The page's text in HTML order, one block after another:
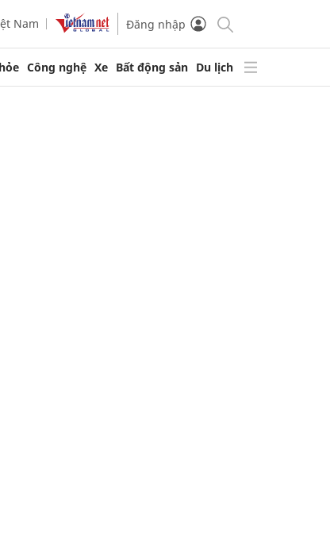
Nam Đăng nhập
Công nghệ Xe Bất động sản Du lịch